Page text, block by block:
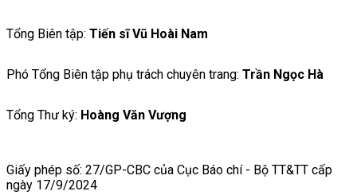
Tổng Biên tập: Tiến sĩ Vũ Hoài Nam
Phó Tổng Biên tập phụ trách chuyên trang: Trần Ngọc Hà
Tổng Thư ký: Hoàng Văn Vượng
Giấy phép số: 27/GP-CBC của Cục Báo chí - Bộ TT&TT cấp
ngày 17/9/2024